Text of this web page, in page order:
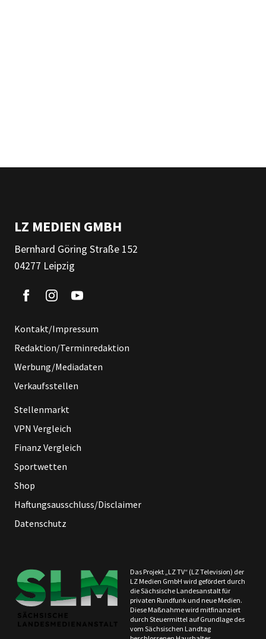
LZ MEDIEN GMBH
Bernhard Göring Straße 152
04277 Leipzig
Kontakt/Impressum
Redaktion/Terminredaktion
Werbung/Mediadaten
Verkaufsstellen
Stellenmarkt
VPN Vergleich
Finanz Vergleich
Sportwetten
Shop
Haftungsausschluss/Disclaimer
Datenschutz
Das Projekt „LZ TV“ (LZ Television) der
LZ Medien GmbH wird gefördert durch
die Sächsische Landesanstalt für
privaten Rundfunk und neue Medien.
Diese Maßnahme wird mitfinanziert
durch Steuermittel auf Grundlage des
vom Sächsischen Landtag